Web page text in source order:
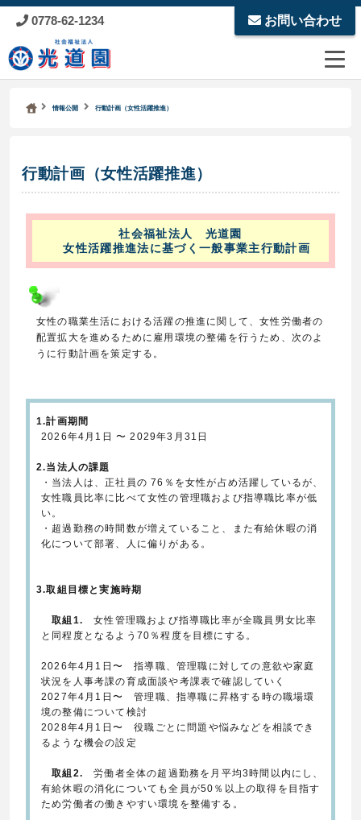
0778-62-1234 お問い合わせ
社会福祉法人 光道園
情報公開 行動計画（女性活躍推進）
行動計画（女性活躍推進）
社会福祉法人 光道園
女性活躍推進法に基づく一般事業主行動計画
女性の職業生活における活躍の推進に関して、女性労働者の
配置拡大を進めるために雇用環境の整備を行うため、次のよ
うに行動計画を策定する。
1.計画期間
2026年4月1日 〜 2029年3月31日
2.当法人の課題
・当法人は、正社員の 76％を女性が占め活躍しているが、
女性職員比率に比べて女性の管理職および指導職比率が低
い。
・超過勤務の時間数が増えていること、また有給休暇の消
化について部署、人に偏りがある。
3.取組目標と実施時期
取組1. 女性管理職および指導職比率が全職員男女比率
と同程度となるよう70％程度を目標にする。
2026年4月1日〜 指導職、管理職に対しての意欲や家庭
状況を人事考課の育成面談や考課表で確認していく
2027年4月1日〜 管理職、指導職に昇格する時の職場環
境の整備について検討
2028年4月1日〜 役職ごとに問題や悩みなどを相談でき
るような機会の設定
取組2. 労働者全体の超過勤務を月平均3時間以内にし、
有給休暇の消化についても全員が50％以上の取得を目指す
ため労働者の働きやすい環境を整備する。